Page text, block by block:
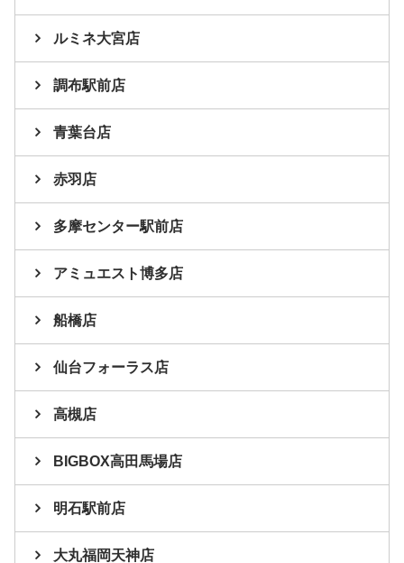
ルミネ大宮店
調布駅前店
青葉台店
赤羽店
多摩センター駅前店
アミュエスト博多店
船橋店
仙台フォーラス店
高槻店
BIGBOX高田馬場店
明石駅前店
大丸福岡天神店